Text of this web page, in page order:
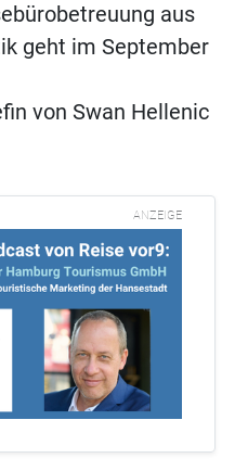
aus
geht im September
von Swan Hellenic
ANZEIGE